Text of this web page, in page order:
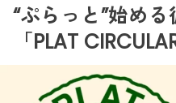
“ぷらっと”始め
「PLAT